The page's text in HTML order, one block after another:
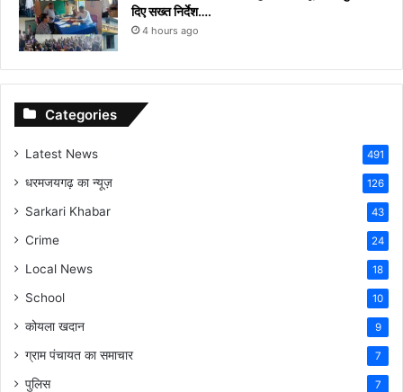
दिए सख्त निर्देश….
4 hours ago
Categories
Latest News 491
धरमजयगढ़ का न्यूज़ 126
Sarkari Khabar 43
Crime 24
Local News 18
School 10
कोयला खदान 9
ग्राम पंचायत का समाचार 7
पुलिस 7